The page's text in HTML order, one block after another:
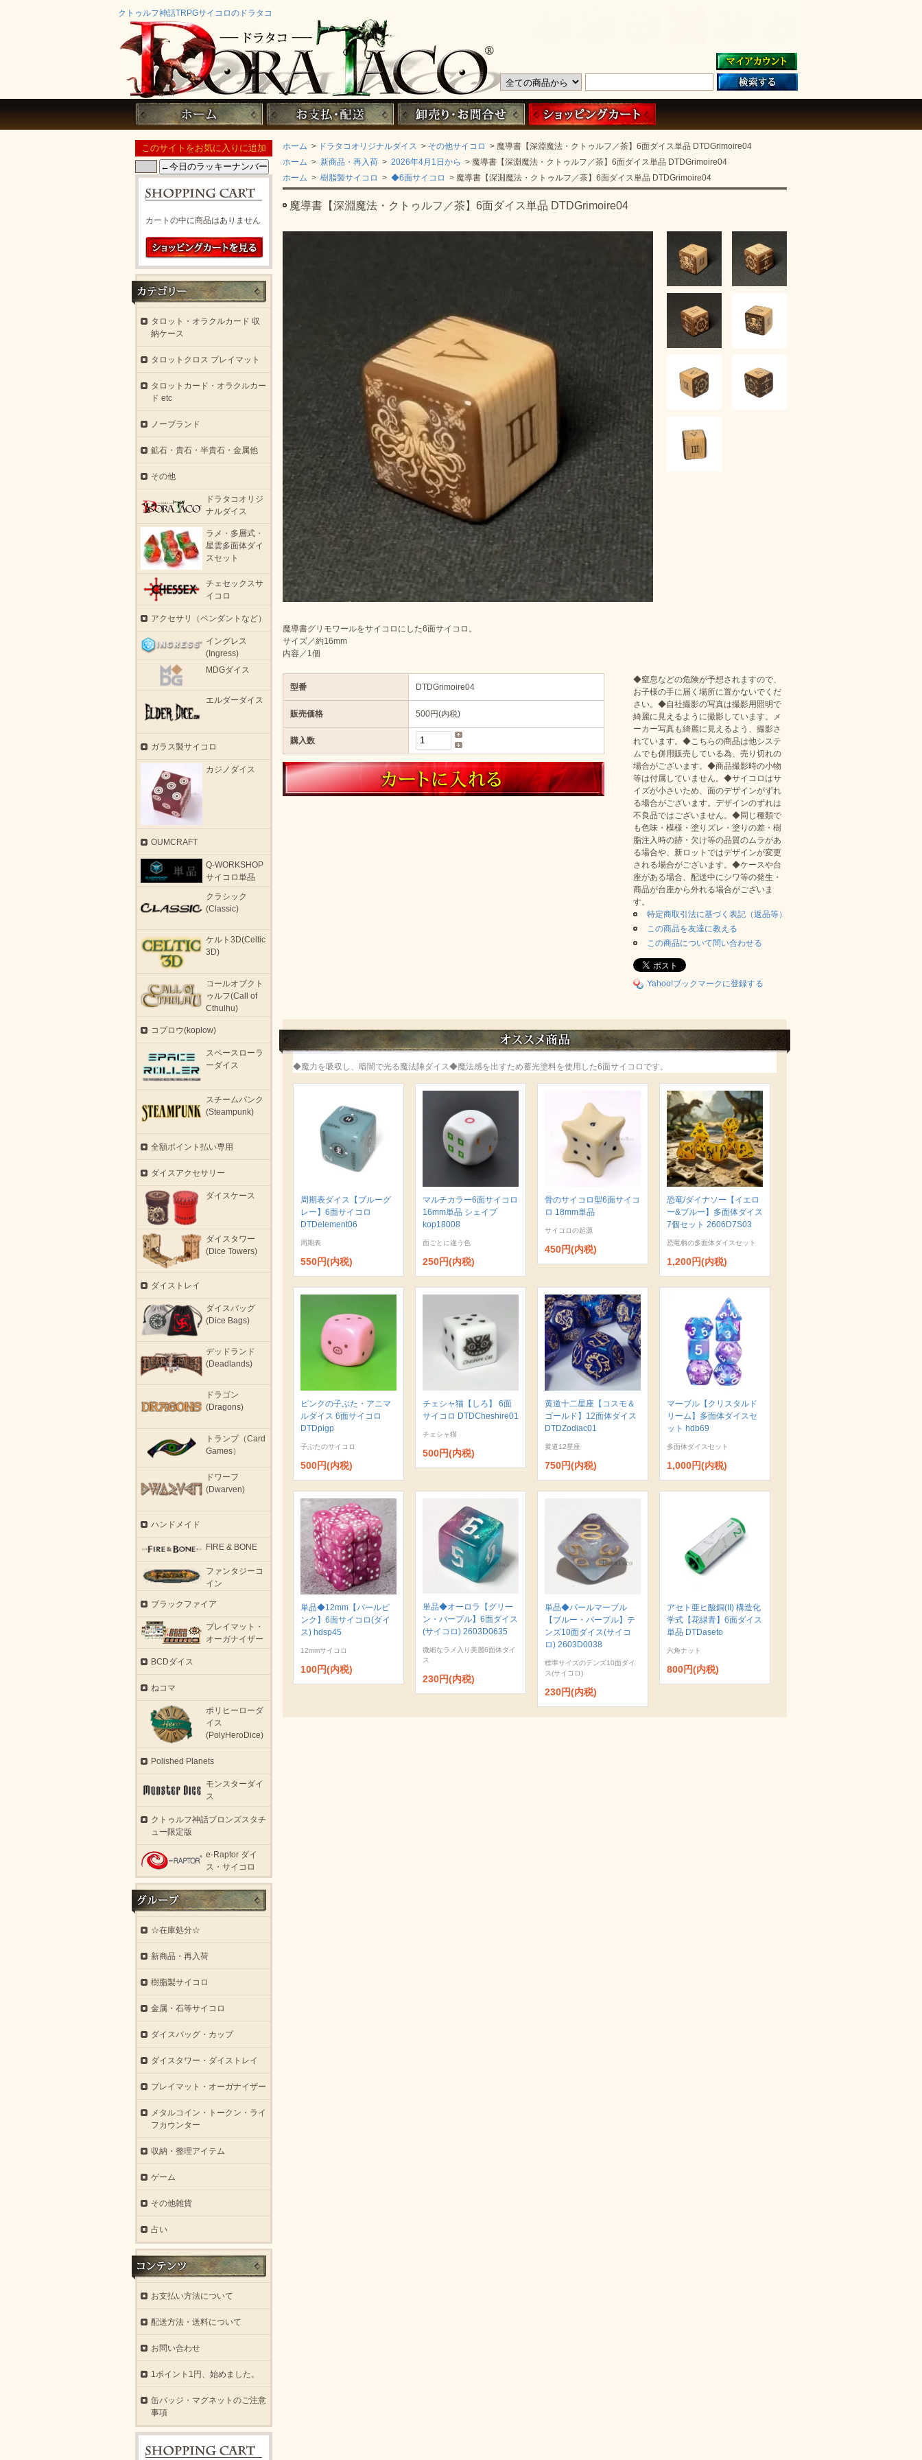
クトゥルフ神話TRPGサイコロのドラタコ
ホーム > ドラタコオリジナルダイス > その他サイコロ > 魔導書【深淵魔法・クトゥルフ／茶】6面ダイス単品 DTDGrimoire04
ホーム > 新商品・再入荷 > 2026年4月1日から > 魔導書【深淵魔法・クトゥルフ／茶】6面ダイス単品 DTDGrimoire04
ホーム > 樹脂製サイコロ > ◆6面サイコロ > 魔導書【深淵魔法・クトゥルフ／茶】6面ダイス単品 DTDGrimoire04
魔導書【深淵魔法・クトゥルフ／茶】6面ダイス単品 DTDGrimoire04
魔導書グリモワールをサイコロにした6面サイコロ。
サイズ／約16mm
内容／1個
型番 DTDGrimoire04
販売価格 500円(内税)
購入数
◆窒息などの危険が予想されますので、
お子様の手に届く場所に置かないでくだ
さい。◆自社撮影の写真は撮影用照明で
綺麗に見えるように撮影しています。メ
ーカー写真も綺麗に見えるよう、撮影さ
れています。◆こちらの商品は他システ
ムでも併用販売している為、売り切れの
場合がございます。◆商品撮影時の小物
等は付属していません。◆サイコロはサ
イズが小さいため、面のデザインがずれ
る場合がございます。デザインのずれは
不良品ではございません。◆同じ種類で
も色味・模様・塗りズレ・塗りの差・樹
脂注入時の跡・欠け等の品質のムラがあ
る場合や、新ロットではデザインが変更
される場合がございます。◆ケースや台
座がある場合、配送中にシワ等の発生・
商品が台座から外れる場合がございま
す。
特定商取引法に基づく表記（返品等）
この商品を友達に教える
この商品について問い合わせる
Yahoo!ブックマークに登録する
◆魔力を吸収し、暗闇で光る魔法陣ダイス◆魔法感を出すため蓄光塗料を使用した6面サイコロです。
周期表ダイス【ブルーグ
レー】6面サイコロ
DTDelement06
周期表
550円(内税)
マルチカラー6面サイコロ
16mm単品 シェイプ
kop18008
面ごとに違う色
250円(内税)
骨のサイコロ型6面サイコ
ロ 18mm単品
サイコロの起源
450円(内税)
恐竜/ダイナソー【イエロ
ー&ブルー】多面体ダイス
7個セット 2606D7S03
恐竜柄の多面体ダイスセット
1,200円(内税)
ピンクの子ぶた・アニマ
ルダイス 6面サイコロ
DTDpigp
子ぶたのサイコロ
500円(内税)
チェシャ猫【しろ】 6面
サイコロ DTDCheshire01
チェシャ猫
500円(内税)
黄道十二星座【コスモ＆
ゴールド】12面体ダイス
DTDZodiac01
黄道12星座
750円(内税)
マーブル【クリスタルド
リーム】多面体ダイスセ
ット hdb69
多面体ダイスセット
1,000円(内税)
単品◆12mm【パールピ
ンク】6面サイコロ(ダイ
ス) hdsp45
12mmサイコロ
100円(内税)
単品◆オーロラ【グリー
ン・パープル】6面ダイス
(サイコロ) 2603D0635
微細なラメ入り美麗6面体ダイ
ス
230円(内税)
単品◆パールマーブル
【ブルー・パープル】テ
ンズ10面ダイス(サイコ
ロ) 2603D0038
標準サイズのテンズ10面ダイ
ス(サイコロ)
230円(内税)
アセト亜ヒ酸銅(II) 構造化
学式【花緑青】6面ダイス
単品 DTDaseto
六角ナット
800円(内税)
カートの中に商品はありません
タロット・オラクルカード 収
納ケース
タロットクロス プレイマット
タロットカード・オラクルカー
ド etc
ノーブランド
鉱石・貴石・半貴石・金属他
その他
ドラタコオリジ
ナルダイス
ラメ・多層式・
星雲多面体ダイ
スセット
チェセックスサ
イコロ
アクセサリ（ペンダントなど）
イングレス
(Ingress)
MDGダイス
エルダーダイス
ガラス製サイコロ
カジノダイス
OUMCRAFT
Q-WORKSHOP
サイコロ単品
クラシック
(Classic)
ケルト3D(Celtic
3D)
コールオブクト
ゥルフ(Call of
Cthulhu)
コプロウ(koplow)
スペースローラ
ーダイス
スチームパンク
(Steampunk)
全額ポイント払い専用
ダイスアクセサリー
ダイスケース
ダイスタワー
(Dice Towers)
ダイストレイ
ダイスバッグ
(Dice Bags)
デッドランド
(Deadlands)
ドラゴン
(Dragons)
トランプ（Card
Games）
ドワーフ
(Dwarven)
ハンドメイド
FIRE & BONE
ファンタジーコ
イン
ブラックファイア
プレイマット・
オーガナイザー
BCDダイス
ねコマ
ポリヒーローダ
イス
(PolyHeroDice)
Polished Planets
モンスターダイ
ス
クトゥルフ神話ブロンズスタチ
ュー限定版
e-Raptor ダイ
ス・サイコロ
☆在庫処分☆
新商品・再入荷
樹脂製サイコロ
金属・石等サイコロ
ダイスバッグ・カップ
ダイスタワー・ダイストレイ
プレイマット・オーガナイザー
メタルコイン・トークン・ライ
フカウンター
収納・整理アイテム
ゲーム
その他雑貨
占い
お支払い方法について
配送方法・送料について
お問い合わせ
1ポイント1円、始めました。
缶バッジ・マグネットのご注意
事項